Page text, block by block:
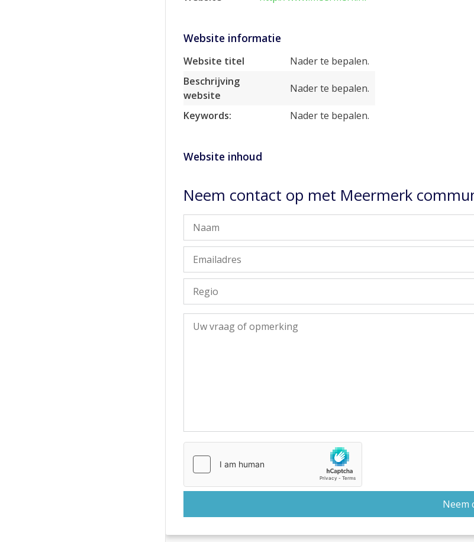
Website informatie
Website titel
Nader te bepalen.
Beschrijving
website
Nader te bepalen.
Keywords: Nader te bepalen.
Website inhoud
Neem contact op met Meermerk